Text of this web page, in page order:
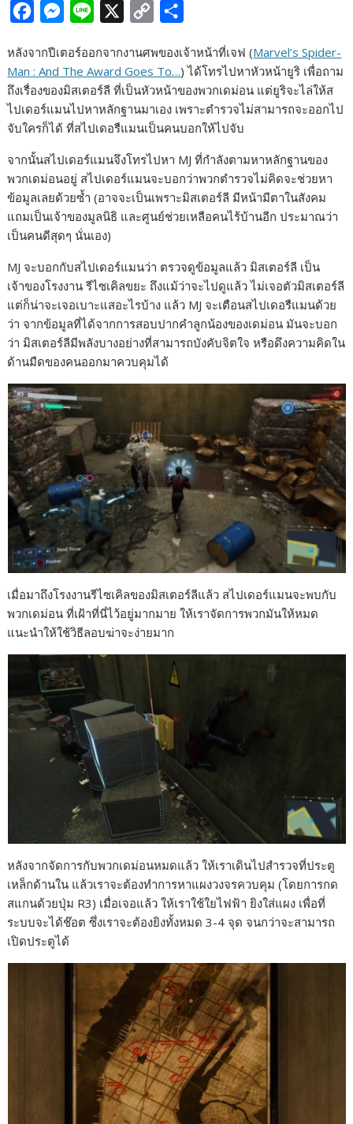
c
e
b
o
o
k
M
s
s
e
n
g
e
r
n
e
p
y
L
i
n
k
a
e
หลังจากปีเตอร์ออกจากงานศพของเจ้าหน้าที่เจฟ (Marvel’s Spider-
Man : And The Award Goes To…) ได้โทรไปหาหัวหน้ายูริ เพื่อถาม
ถึงเรื่องของมิสเตอร์ลี ที่เป็นหัวหน้าของพวกเดม่อน แต่ยูริจะไล่ให้ส
ไปเดอร์แมนไปหาหลักฐานมาเอง เพราะตำรวจไม่สามารถจะออกไป
จับใครก็ได้ ที่สไปเดอรืแมนเป็นคนบอกให้ไปจับ
จากนั้นสไปเดอร์แมนจึงโทรไปหา MJ ที่กำลังตามหาหลักฐานของ
พวกเดม่อนอยู่ สไปเดอร์แมนจะบอกว่าพวกตำรวจไม่คิดจะช่วยหา
ข้อมูลเลยด้วยซ้ำ (อาจจะเป็นเพราะมิสเตอร์ลี มีหน้ามีตาในสังคม
แถมเป็นเจ้าของมูลนิธิ และศูนย์ช่วยเหลือคนไร้บ้านอีก ประมาณว่า
เป็นคนดีสุดๆ นั่นเอง)
MJ จะบอกกับสไปเดอร์แมนว่า ตรวจดูข้อมูลแล้ว มิสเตอร์ลี เป็น
เจ้าของโรงงาน รีไซเคิลขยะ ถึงแม้ว่าจะไปดูแล้ว ไม่เจอตัวมิสเตอร์ลี
แต่ก็น่าจะเจอเบาะแสอะไรบ้าง แล้ว MJ จะเตือนสไปเดอรืแมนด้วย
ว่า จากข้อมูลที่ได้จากการสอบปากคำลูกน้องของเดม่อน มันจะบอก
ว่า มิสเตอร์ลีมีพลังบางอย่างที่สามารถบังคับจิตใจ หรือดึงความคิดใน
ด้านมืดของคนออกมาควบคุมได้
เมื่อมาถึงโรงงานรีไซเคิลของมิสเตอร์ลีแล้ว สไปเดอร์แมนจะพบกับ
พวกเดม่อน ที่เฝ้าที่นี่ไว้อยู่มากมาย ให้เราจัดการพวกมันให้หมด
แนะนำให้ใช้วิธีลอบฆ่าจะง่ายมาก
หลังจากจัดการกับพวกเดม่อนหมดแล้ว ให้เราเดินไปสำรวจที่ประตู
เหล็กด้านใน แล้วเราจะต้องทำการหาแผงวงจรควบคุม (โดยการกด
สแกนด้วยปุ่ม R3) เมื่อเจอแล้ว ให้เราใช้ใยไฟฟ้า ยิงใส่แผง เพื่อที่
ระบบจะได้ช๊อต ซึ่งเราจะต้องยิงทั้งหมด 3-4 จุด จนกว่าจะสามารถ
เปิดประตูได้